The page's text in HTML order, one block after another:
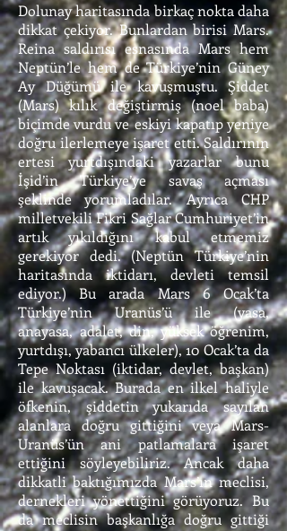
Dolunay haritasında birkaç nokta daha
dikkat çekiyor. Bunlardan birisi Mars.
Reina saldırısı esnasında Mars hem
Neptün’le hem de Türkiye’nin Güney
Ay Düğümü ile kavuşmuştu. Şiddet
(Mars) kılık değiştirmiş (noel baba)
biçimde vurdu ve eskiyi kapatıp yeniye
doğru ilerlemeye işaret etti. Saldırının
ertesi yurtdışındaki yazarlar bunu
İşid’in Türkiye’ye savaş açması
şeklinde yorumladılar. Ayrıca CHP
milletvekili Fikri Sağlar Cumhuriyet’in
artık yıkıldığını kabul etmemiz
gerekiyor dedi. (Neptün Türkiye’nin
haritasında iktidarı, devleti temsil
ediyor.) Bu arada Mars 6 Ocak’ta
Türkiye’nin Uranüs’ü ile (yasa,
anayasa, adalet, din, yüksek öğrenim,
yurtdışı, yabancı ülkeler), 10 Ocak’ta da
Tepe Noktası (iktidar, devlet, başkan)
ile kavuşacak. Burada en ilkel haliyle
öfkenin, şiddetin yukarıda sayılan
alanlara doğru gittiğini veya Mars-
Uranüs’ün ani patlamalara işaret
ettiğini söyleyebiliriz. Ancak daha
dikkatli baktığımızda Mars’ın meclisi,
dernekleri yönettiğini görüyoruz. Bu
da meclisin başkanlığa doğru gittiği